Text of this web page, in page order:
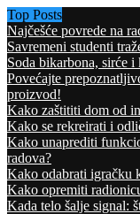
Top Posts
Najčešće povrede na
Savremeni studenti
Soda bikarbona, sirće
Povećajte
proizvod!
Kako zaštititi dom od
Kako se rekreirati i
Kako unaprediti
radova?
Kako odabrati igračku
Kako opremiti
Kada telo šalje signal: